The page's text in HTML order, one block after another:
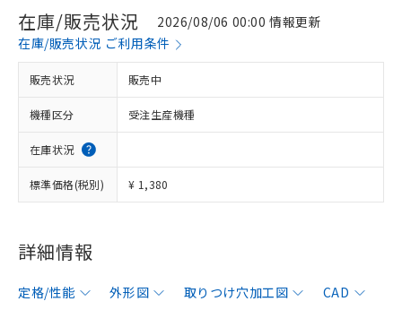
在庫/販売状況
2026/08/06 00:00 情報更新
在庫/販売状況 ご利用条件
販売状況 販売中
機種区分 受注生産機種
在庫状況
標準価格(税別) ¥ 1,380
詳細情報
定格/性能 外形図 取りつけ穴加工図
CAD